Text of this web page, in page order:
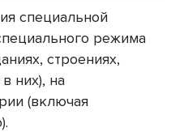
специальной
режима
строениях,
них), на
(включая